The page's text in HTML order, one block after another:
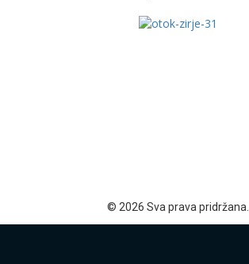
© 2026 Sva prava pridržana.